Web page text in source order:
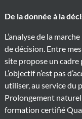
De la donnée à la
L’analyse de la
de décision. Entre
site propose un
L’objectif n’est pas
utiliser, au service du
Prolongement
formation certifié